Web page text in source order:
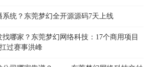
统？东莞梦幻全开源源码7天上线
哪家？东莞梦幻网络科技：17个商用项目
过赛事洪峰